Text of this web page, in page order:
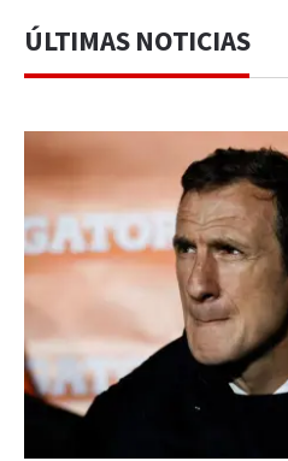
ÚLTIMAS NOTICIAS